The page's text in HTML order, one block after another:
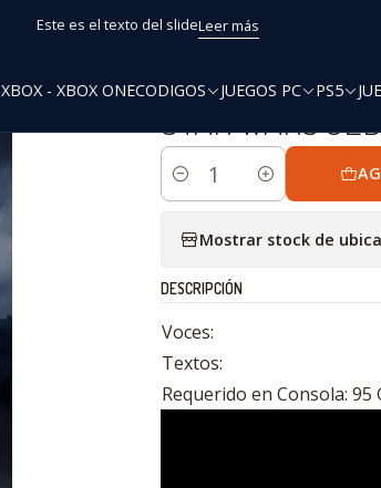
XBOX - XBOX ONECODIGOS JUEGOS PC PS5
Este es el texto del slideLeer más
PS4 STAR WARS JEDI FALLEN ORDER PS4
|
STAR WARS
Cantidad
Mostrar stock de
DESCRIPCIÓN
Voces:
Textos:
Requerido en Consola: 95